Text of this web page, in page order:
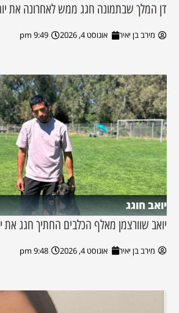
דן המלך שבתמונה חגג ממש לאחרונה את
מירב בן יאיר אוגוסט 4, 2026 9:49 pm
יואב חוגג
יואב שוורצמן מאלף הכלבים החתיך חגג את
מירב בן יאיר אוגוסט 4, 2026 9:48 pm